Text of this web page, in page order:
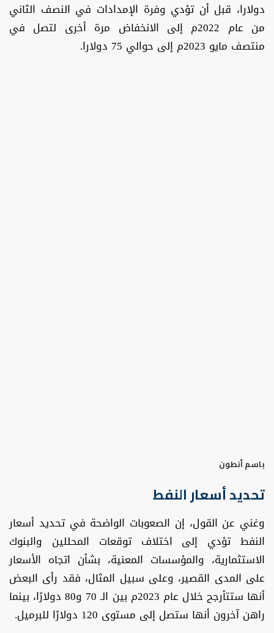
دولارا، قبل أن تؤدي وفرة الإمدادات في النصف الثاني
من عام 2022م إلى الانخفاض مرة أخرى لتصل في
منتصف مايو 2023م إلى حوالي 75 دولارا.
باسم أنطون
تحديد أسعار النفط
وغني عن القول، إن الصعوبات الواضحة في تحديد أسعار
النفط تؤدي إلى اختلاف توقعات المحللين والبنوك
الاستثمارية، والمؤسسات المعنية، بشأن اتجاه الأسعار
على المدى القصير، وعلى سبيل المثال، فقد رأى البعض
أنها ستتأرجح خلال عام 2023م بين الـ 70 و80 دولارًا، بينما
راهن آخرون أنها ستصل إلى مستوى 120 دولارًا للبرميل.